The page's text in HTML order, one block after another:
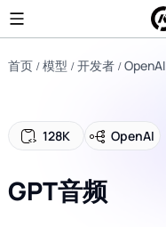
首页 模型 开发者 OpenAI
128K OpenAI
GPT音频